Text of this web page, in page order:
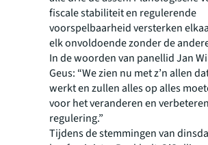
fiscale stabiliteit en regulerende
voorspelbaarheid versterken
elk onvoldoende zonder de
In de woorden van panellid Jan
Geus: “We zien nu met z’n allen
werkt en zullen alles op alles
voor het veranderen en
regulering.”
Tijdens de stemmingen van